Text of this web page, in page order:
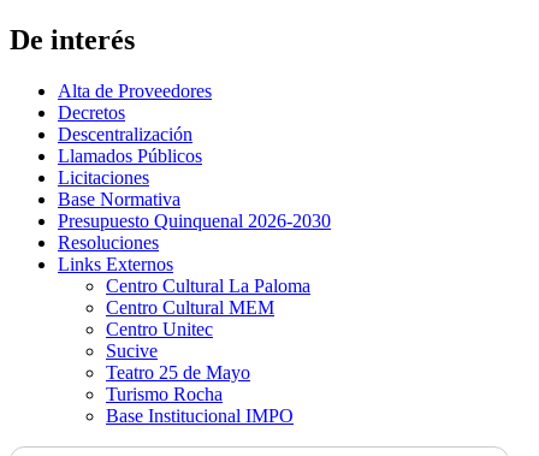
De interés
Alta de Proveedores
Decretos
Descentralización
Llamados Públicos
Licitaciones
Base Normativa
Presupuesto Quinquenal 2026-2030
Resoluciones
Links Externos
Centro Cultural La Paloma
Centro Cultural MEM
Centro Unitec
Sucive
Teatro 25 de Mayo
Turismo Rocha
Base Institucional IMPO